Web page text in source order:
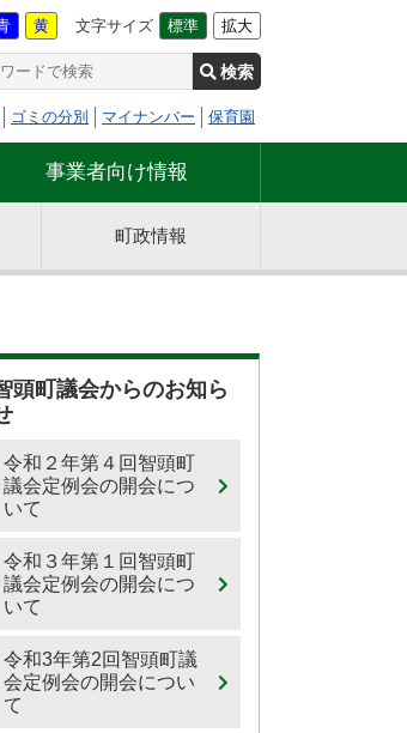
黄 文字サイズ 標準 拡大
検索
ゴミの分別 マイナンバー 保育園
事業者向け情報
町政情報
頭町議会からのお知ら
令和２年第４回智頭町
議会定例会の開会につ
いて
令和３年第１回智頭町
議会定例会の開会につ
いて
令和3年第2回智頭町議
会定例会の開会につい
て